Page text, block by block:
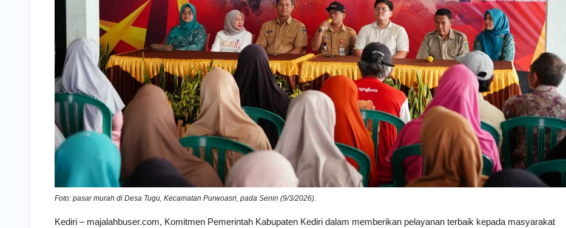
Foto: pasar murah di Desa Tugu, Kecamatan Purwoasri, pada Senin (9/3/2026).
Kediri – majalahbuser.com, Komitmen Pemerintah Kabupaten Kediri dalam memberikan pelayanan terbaik kepada masyarakat